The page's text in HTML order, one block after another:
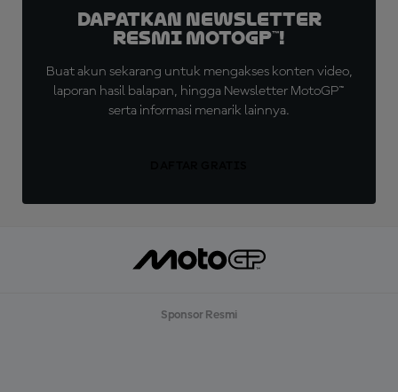
Dapatkan Newsletter
Resmi MotoGP™!
Buat akun sekarang untuk mengakses konten video,
laporan hasil balapan, hingga Newsletter MotoGP™
serta informasi menarik lainnya.
Sponsor Resmi